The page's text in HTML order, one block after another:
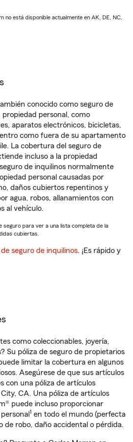
no está disponible actualmente en AK, DE, NC,
conocido como seguro de
personal, como
aparatos electrónicos, bicicletas,
como fuera de su apartamento
La cobertura del seguro de
incluso a la propiedad
de inquilinos normalmente
personal causadas por
daños cubiertos repentinos y
agua, robos, allanamientos con
al vehículo.
seguro para ver a una lista completa de la
cubiertas.
seguro de inquilinos. ¡Es rápido y
como coleccionables, joyería,
Su póliza de seguro de propietarios
limitar la cobertura en algunos
Asegúrese de que sus artículos
con una póliza de artículos
CA. Una póliza de artículos
puede incluso proporcionar
1 en todo el mundo (perfecta
de robo, daño accidental o pérdida.